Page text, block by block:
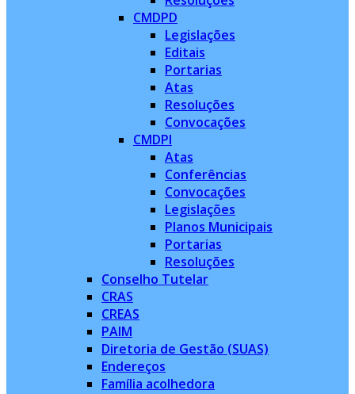
CMDPD
Legislações
Editais
Portarias
Atas
Resoluções
Convocações
CMDPI
Atas
Conferências
Convocações
Legislações
Planos Municipais
Portarias
Resoluções
Conselho Tutelar
CRAS
CREAS
PAIM
Diretoria de Gestão (SUAS)
Endereços
Família acolhedora